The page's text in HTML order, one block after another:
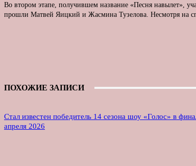
Во втором этапе, получившем название «Песня навылет»,
прошли Матвей Яицкий и Жасмина Тузелова. Несмотря на
ПОХОЖИЕ ЗАПИСИ
Стал известен победитель 14 сезона шоу «Голос» в
апреля 2026